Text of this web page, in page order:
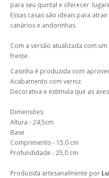
para seu quintal e oferecer
Essas casas são ideais para
canários e andorinhas.
Com a versão atualizada com
frente.
Casinha é produzida com
Acabamento com verniz.
Decorativa e estimula que as
Dimensões:
Altura - 24,5cm
Base
Comprimento - 15,0 cm
Profundidade - 25,0 cm
Produzida artesanalmente por